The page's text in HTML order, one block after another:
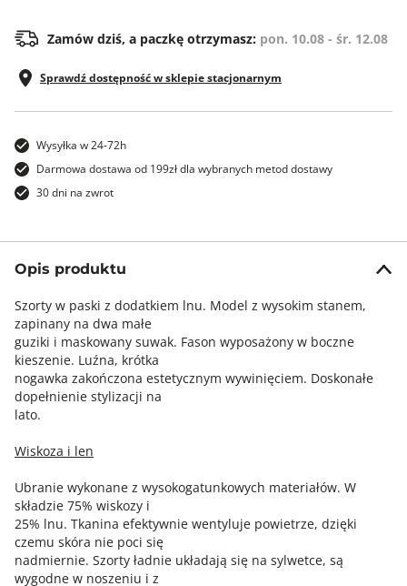
Zamów dziś, a paczkę otrzymasz: pon. 10.08 - śr. 12.08
Sprawdź dostępność w sklepie stacjonarnym
Wysyłka w 24-72h
Darmowa dostawa od 199zł dla wybranych metod dostawy
30 dni na zwrot
Opis produktu
Szorty w paski z dodatkiem lnu. Model z wysokim stanem,
zapinany na dwa małe
guziki i maskowany suwak. Fason wyposażony w boczne
kieszenie. Luźna, krótka
nogawka zakończona estetycznym wywinięciem. Doskonałe
dopełnienie stylizacji na
lato.
Wiskoza i len
Ubranie wykonane z wysokogatunkowych materiałów. W
składzie 75% wiskozy i
25% lnu. Tkanina efektywnie wentyluje powietrze, dzięki
czemu skóra nie poci się
nadmiernie. Szorty ładnie układają się na sylwetce, są
wygodne w noszeniu i z